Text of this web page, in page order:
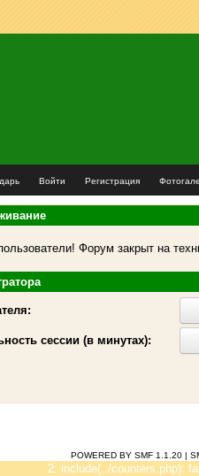
Войти Регистрация
Форум закрыт на
сессии (в минутах):
POWERED BY SMF 1.1.20 |
2: include(../counters.php):